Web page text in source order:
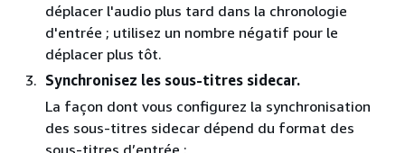
déplacer l'audio plus tard dans la chronologie
d'entrée ; utilisez un nombre négatif pour le
déplacer plus tôt.
Synchronisez les sous-titres sidecar.
La façon dont vous configurez la synchronisation
des sous-titres sidecar dépend du format des
sous-titres d’entrée :